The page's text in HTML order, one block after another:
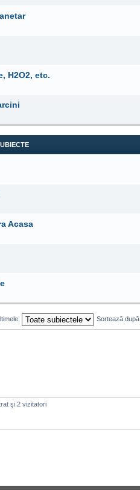
H2O2, etc.
Acasa
Sortează după
şi 2 vizitatori